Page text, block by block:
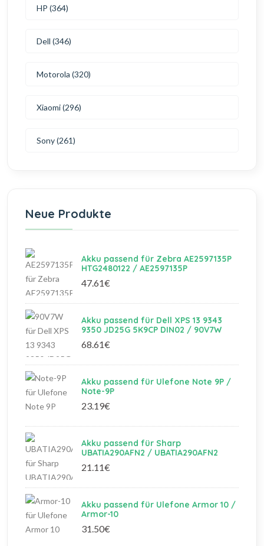
HP (364)
Dell (346)
Motorola (320)
Xiaomi (296)
Sony (261)
Neue Produkte
Akku passend für Zebra AE2597135P
HTG2480122 / AE2597135P
47.61€
Akku passend für Dell XPS 13 9343
9350 JD25G 5K9CP DIN02 / 90V7W
68.61€
Akku passend für Ulefone Note 9P /
Note-9P
23.19€
Akku passend für Sharp
UBATIA290AFN2 / UBATIA290AFN2
21.11€
Akku passend für Ulefone Armor 10 /
Armor-10
31.50€